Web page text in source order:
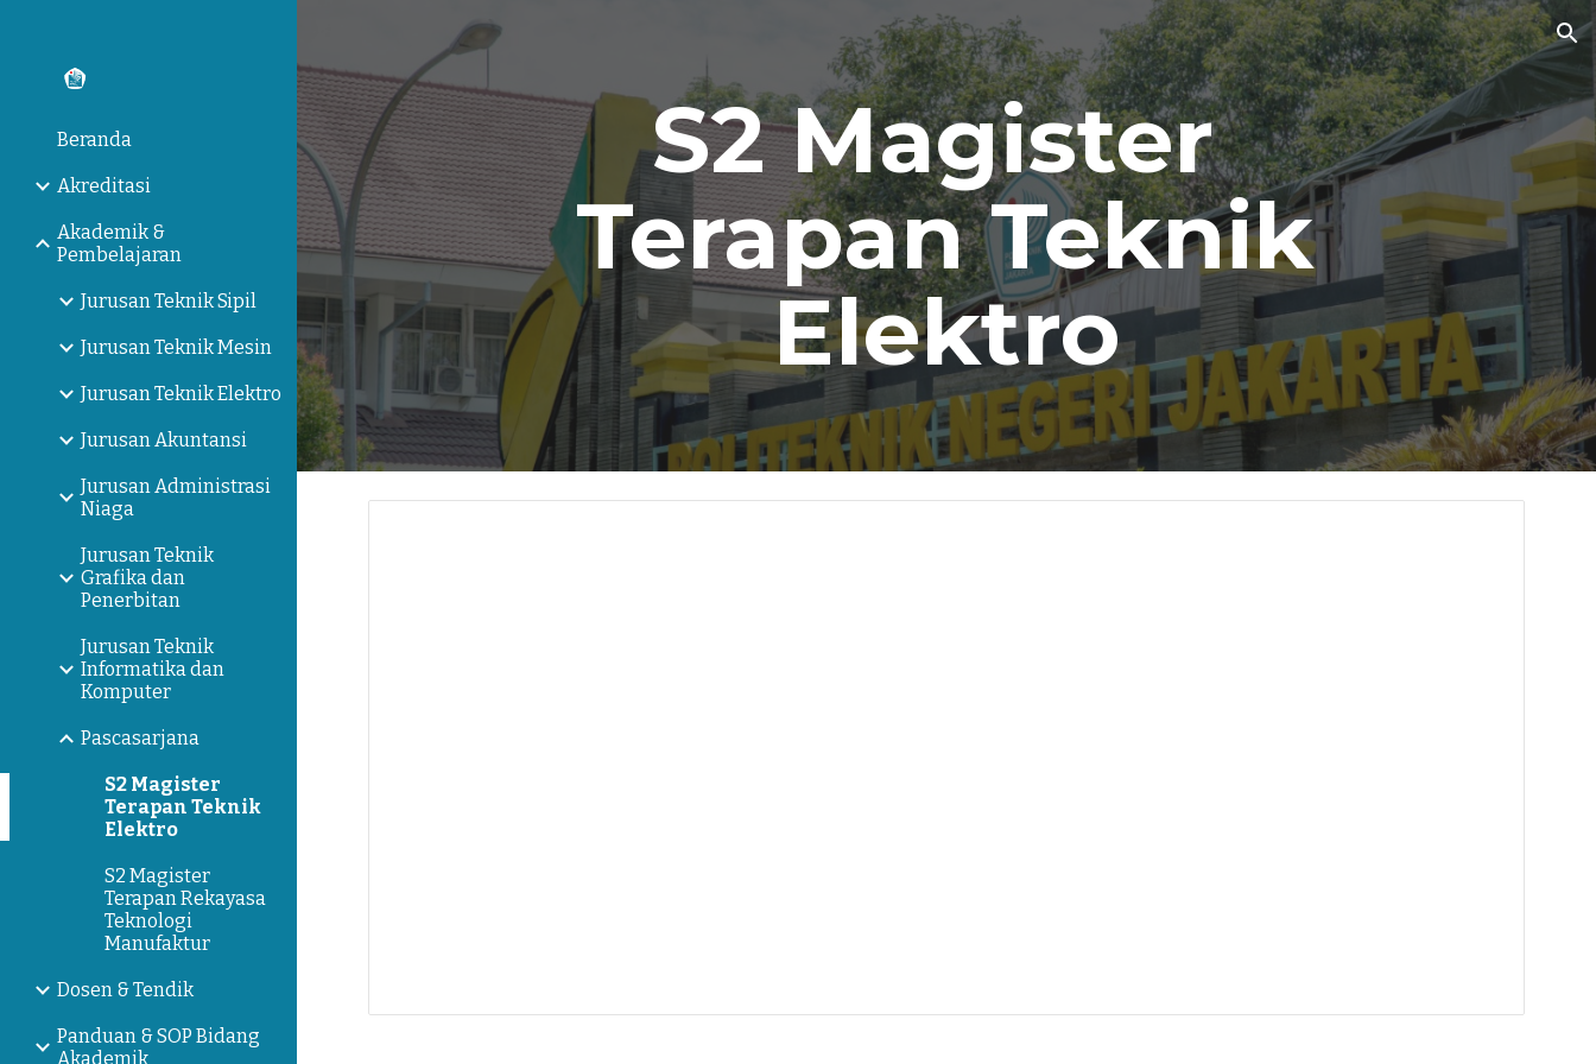
Skip to navigation
Beranda
Akreditasi
Akademik &
Pembelajaran
Jurusan Teknik Sipil
Jurusan Teknik Mesin
Jurusan Teknik Elektro
Jurusan Akuntansi
Jurusan Administrasi
Niaga
Jurusan Teknik
Grafika dan
Penerbitan
Jurusan Teknik
Informatika dan
Komputer
Pascasarjana
S2 Magister
Terapan Teknik
Elektro
S2 Magister
Terapan Rekayasa
Teknologi
Manufaktur
Dosen & Tendik
Panduan & SOP Bidang
Akademik
S2 Magister
Terapan Teknik
Elektro